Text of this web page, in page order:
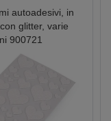
autoadesivi, in
glitter, varie
900721